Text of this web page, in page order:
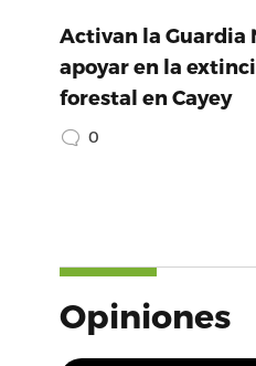
Activan la Guardia
apoyar en la
forestal en Cayey
0
Opiniones